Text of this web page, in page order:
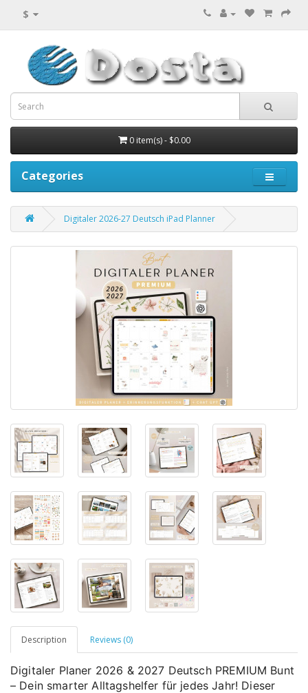
$
0 item(s) - $0.00
Categories
Digitaler 2026-27 Deutsch iPad Planner
Description Reviews (0)
Digitaler Planer 2026 & 2027 Deutsch PREMIUM Bunt
– Dein smarter Alltagshelfer für jedes Jahr! Dieser